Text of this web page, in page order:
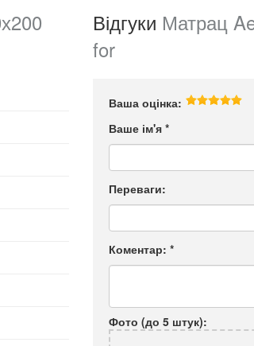
Відгуки Матрац
for
Ваша оцінка:
Ваше ім'я *
Переваги:
Коментар: *
Фото (до 5 штук):